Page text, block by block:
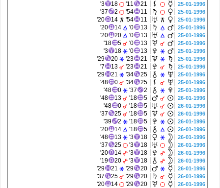
25-01-1996
21
11'
18
3'
25-01-1996
11
54'
2
37'
25-01-1996
11
54'
14
20'
25-01-1996
13
0'
14
20'
25-01-1996
13
0'
20
20'
25-01-1996
13
0'
5
18'
25-01-1996
13
0'
18
3'
25-01-1996
21
23'
20
29'
25-01-1996
21
23'
13
7'
25-01-1996
25
34'
21
29'
25-01-1996
25
34'
0
48'
25-01-1996
2
37'
0
48'
26-01-1996
5
18'
13
48'
26-01-1996
5
18'
0
48'
26-01-1996
5
18'
25
37'
26-01-1996
5
18'
2
39'
26-01-1996
5
18'
14
20'
26-01-1996
18
3'
13
48'
26-01-1996
18
3'
25
37'
26-01-1996
18
3'
14
20'
26-01-1996
18
3'
20
19'
26-01-1996
20
29'
21
29'
26-01-1996
20
29'
25
37'
26-01-1996
20
29'
14
20'